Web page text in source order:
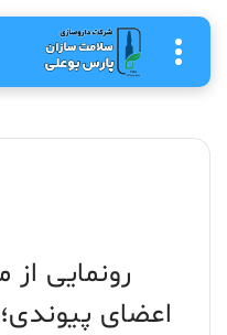
رونمایی از
اعضای